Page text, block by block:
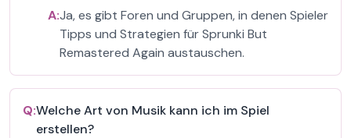
A:Ja, es gibt Foren und Gruppen, in denen Spieler
Tipps und Strategien für Sprunki But
Remastered Again austauschen.
Q:Welche Art von Musik kann ich im Spiel
erstellen?